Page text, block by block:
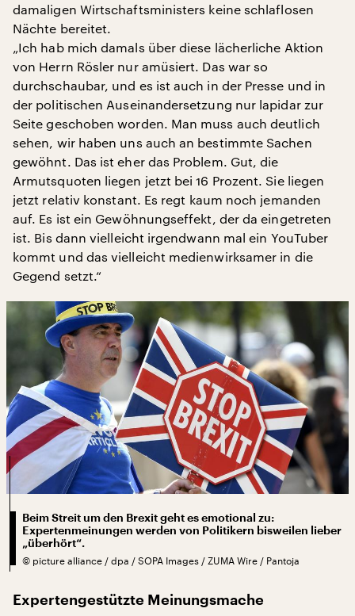
damaligen Wirtschaftsministers keine schlaflosen
Nächte bereitet.
„Ich hab mich damals über diese lächerliche Aktion
von Herrn Rösler nur amüsiert. Das war so
durchschaubar, und es ist auch in der Presse und in
der politischen Auseinandersetzung nur lapidar zur
Seite geschoben worden. Man muss auch deutlich
sehen, wir haben uns auch an bestimmte Sachen
gewöhnt. Das ist eher das Problem. Gut, die
Armutsquoten liegen jetzt bei 16 Prozent. Sie liegen
jetzt relativ konstant. Es regt kaum noch jemanden
auf. Es ist ein Gewöhnungseffekt, der da eingetreten
ist. Bis dann vielleicht irgendwann mal ein YouTuber
kommt und das vielleicht medienwirksamer in die
Gegend setzt.“
Beim Streit um den Brexit geht es emotional zu:
Expertenmeinungen werden von Politikern bisweilen lieber
„überhört“.
© picture alliance / dpa / SOPA Images / ZUMA Wire / Pantoja
Expertengestützte Meinungsmache